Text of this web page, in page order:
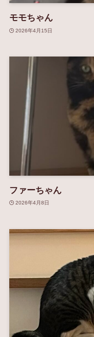
モモちゃん
2026年4月15日
ファーちゃん
2026年4月8日